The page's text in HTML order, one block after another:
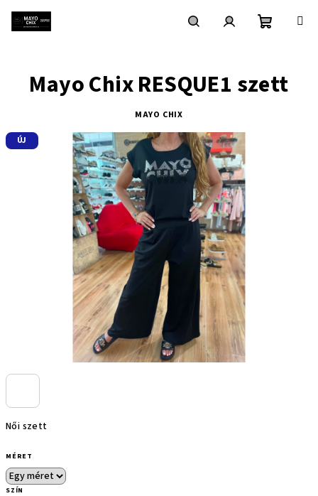
Női szett
MÉRET
SZÍN
Mayo Chix RESQUE1 szett
MAYO CHIX
ÚJ